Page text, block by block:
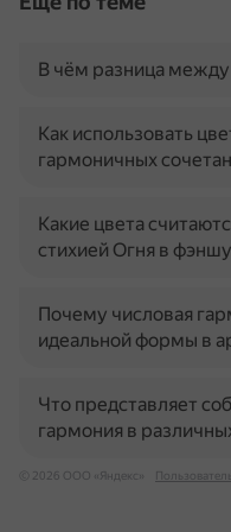
В чём разница
Как использовать
гармоничных
Какие цвета
стихией Огня в
Почему числовая
идеальной формы в
Что представляет
гармония в
© 2026 ООО «Яндекс»